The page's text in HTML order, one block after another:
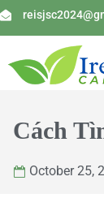
Cách
October 25,